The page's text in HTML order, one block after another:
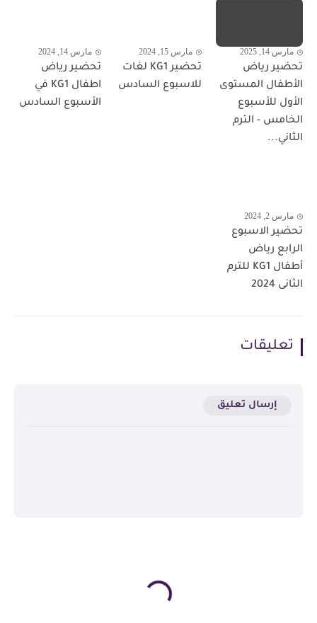
مارس 14, 2025
تحضير رياض
الأطفال المستوى
الأول للأسبوع
الخامس - الترم
الثاني...
مارس 15, 2024
تحضير KG1 لغات
للاسبوع السادس
مارس 14, 2024
تحضير رياض
اطفال KG1 في
الأسبوع السادس
مارس 2, 2024
تحضير الاسبوع
الرابع رياض
أطفال KG1 للترم
الثانى 2024
تعليقات
إرسال تعليق